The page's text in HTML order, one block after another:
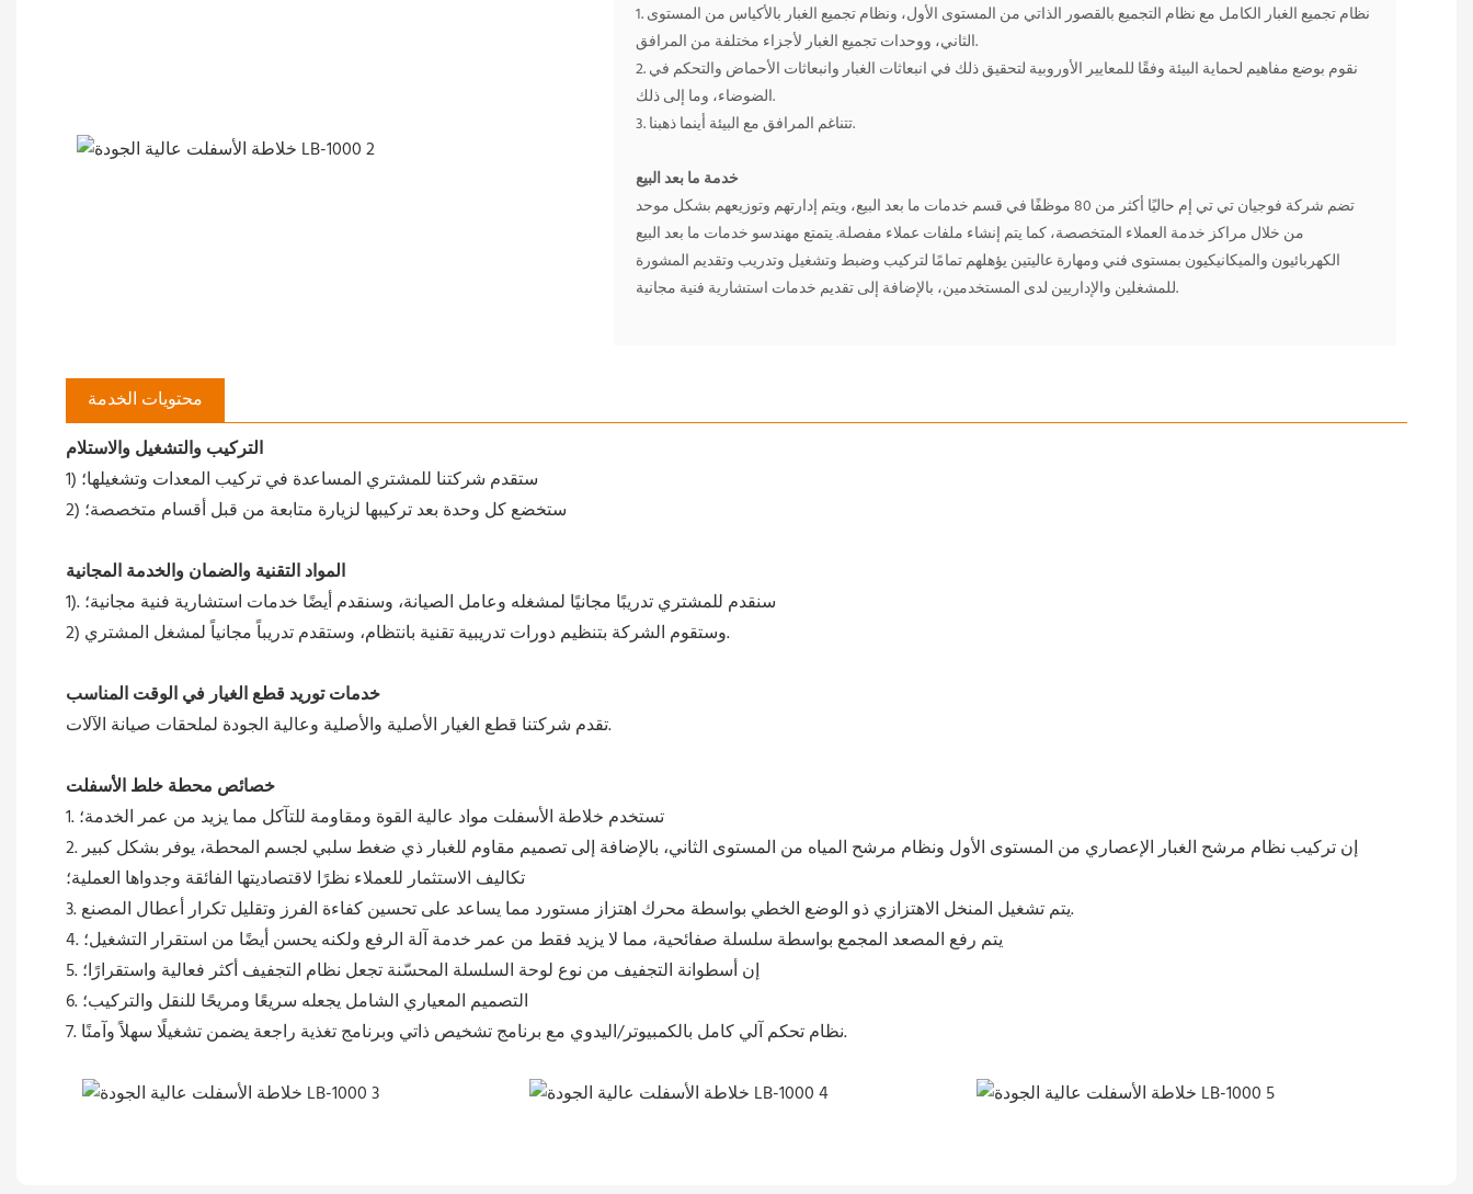
1. نظام تجميع الغبار الكامل مع نظام التجميع بالقصور الذاتي من المستوى الأول، ونظام تجميع الغبار بالأكياس من المستوى
الثاني، ووحدات تجميع الغبار لأجزاء مختلفة من المرافق.
2. نقوم بوضع مفاهيم لحماية البيئة وفقًا للمعايير الأوروبية لتحقيق ذلك في انبعاثات الغبار وانبعاثات الأحماض والتحكم في
الضوضاء، وما إلى ذلك.
3. تتناغم المرافق مع البيئة أينما ذهبنا.
خدمة ما بعد البيع
تضم شركة فوجيان تي تي إم حاليًا أكثر من 80 موظفًا في قسم خدمات ما بعد البيع، ويتم إدارتهم وتوزيعهم بشكل موحد
من خلال مراكز خدمة العملاء المتخصصة، كما يتم إنشاء ملفات عملاء مفصلة. يتمتع مهندسو خدمات ما بعد البيع
الكهربائيون والميكانيكيون بمستوى فني ومهارة عاليتين يؤهلهم تمامًا لتركيب وضبط وتشغيل وتدريب وتقديم المشورة
للمشغلين والإداريين لدى المستخدمين، بالإضافة إلى تقديم خدمات استشارية فنية مجانية.
محتويات الخدمة
التركيب والتشغيل والاستلام
1) ستقدم شركتنا للمشتري المساعدة في تركيب المعدات وتشغيلها؛
2) ستخضع كل وحدة بعد تركيبها لزيارة متابعة من قبل أقسام متخصصة؛
المواد التقنية والضمان والخدمة المجانية
1). سنقدم للمشتري تدريبًا مجانيًا لمشغله وعامل الصيانة، وسنقدم أيضًا خدمات استشارية فنية مجانية؛
2) وستقوم الشركة بتنظيم دورات تدريبية تقنية بانتظام، وستقدم تدريباً مجانياً لمشغل المشتري.
خدمات توريد قطع الغيار في الوقت المناسب
تقدم شركتنا قطع الغيار الأصلية والأصلية وعالية الجودة لملحقات صيانة الآلات.
خصائص محطة خلط الأسفلت
1. تستخدم خلاطة الأسفلت مواد عالية القوة ومقاومة للتآكل مما يزيد من عمر الخدمة؛
2. إن تركيب نظام مرشح الغبار الإعصاري من المستوى الأول ونظام مرشح المياه من المستوى الثاني، بالإضافة إلى تصميم مقاوم للغبار ذي ضغط سلبي لجسم المحطة، يوفر بشكل كبير
تكاليف الاستثمار للعملاء نظرًا لاقتصاديتها الفائقة وجدواها العملية؛
3. يتم تشغيل المنخل الاهتزازي ذو الوضع الخطي بواسطة محرك اهتزاز مستورد مما يساعد على تحسين كفاءة الفرز وتقليل تكرار أعطال المصنع.
4. يتم رفع المصعد المجمع بواسطة سلسلة صفائحية، مما لا يزيد فقط من عمر خدمة آلة الرفع ولكنه يحسن أيضًا من استقرار التشغيل؛
5. إن أسطوانة التجفيف من نوع لوحة السلسلة المحسّنة تجعل نظام التجفيف أكثر فعالية واستقرارًا؛
6. التصميم المعياري الشامل يجعله سريعًا ومريحًا للنقل والتركيب؛
7. نظام تحكم آلي كامل بالكمبيوتر/اليدوي مع برنامج تشخيص ذاتي وبرنامج تغذية راجعة يضمن تشغيلًا سهلاً وآمنًا.